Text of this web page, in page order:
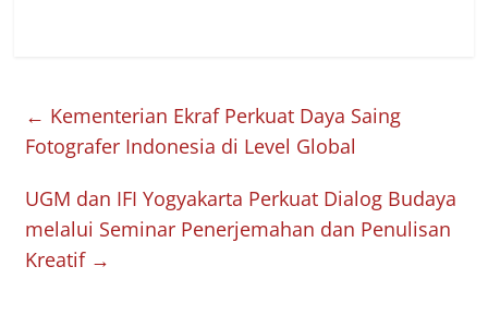
← Kementerian Ekraf Perkuat Daya Saing
Fotografer Indonesia di Level Global
UGM dan IFI Yogyakarta Perkuat Dialog Budaya
melalui Seminar Penerjemahan dan Penulisan
Kreatif →